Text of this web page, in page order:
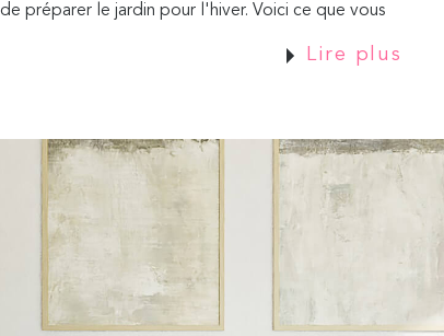
de préparer le jardin pour l'hiver. Voici ce que vous
Lire plus